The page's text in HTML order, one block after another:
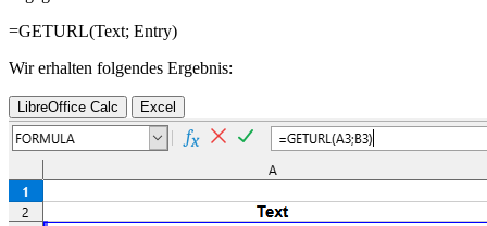
=GETURL(Text; Entry)
Wir erhalten folgendes Ergebnis:
LibreOffice Calc Excel